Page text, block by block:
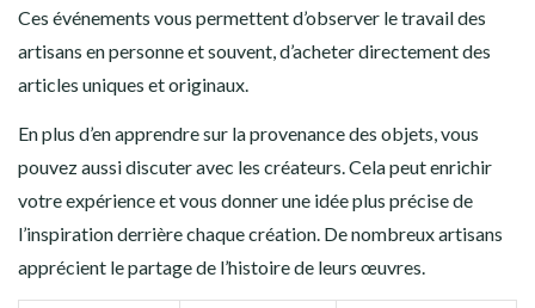
Ces événements vous permettent d’observer le travail des
artisans en personne et souvent, d’acheter directement des
articles uniques et originaux.
En plus d’en apprendre sur la provenance des objets, vous
pouvez aussi discuter avec les créateurs. Cela peut enrichir
votre expérience et vous donner une idée plus précise de
l’inspiration derrière chaque création. De nombreux artisans
apprécient le partage de l’histoire de leurs œuvres.